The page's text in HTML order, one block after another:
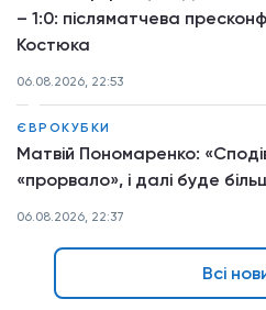
– 1:0: післяматчева
Костюка
06.08.2026, 22:53
ЄВРОКУБКИ
Матвій Пономаренко:
«прорвало», і далі буде
06.08.2026, 22:37
Всі